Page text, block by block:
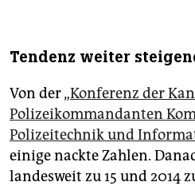
Tendenz weiter
Von der „Konferenz der
Polizeikommandanten
Polizeitechnik und
einige nackte Zahlen.
landesweit zu 15 und 2014